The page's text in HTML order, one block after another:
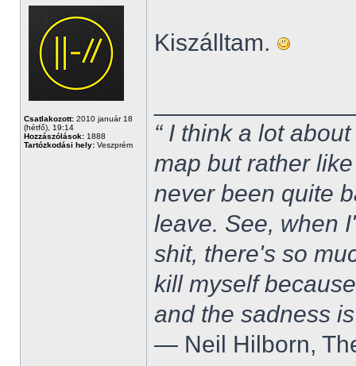
Csatlakozott: 2010 január 18
(hétfő), 19:14
Hozzászólások: 1888
Tartózkodási hely: Veszprém
Kiszálltam.
“ I think a lot
map but rather
never been quite
leave. See, when
shit, there's so
kill myself
and the sadness
― Neil Hilborn,